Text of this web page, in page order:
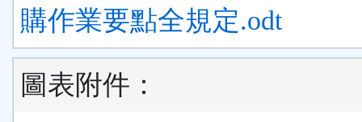
購作業要點全規定.odt
圖表附件：